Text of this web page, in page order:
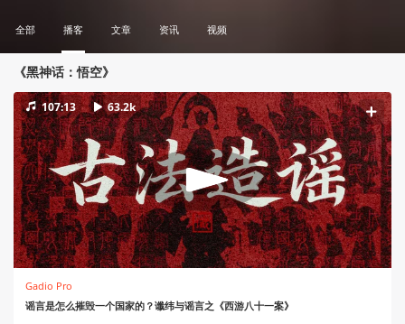
全部 播客 文章 资讯 视频
《黑神话：悟空》
107:13 63.2k
Gadio Pro
谣言是怎么摧毁一个国家的？谶纬与谣言之《西游八十一案》